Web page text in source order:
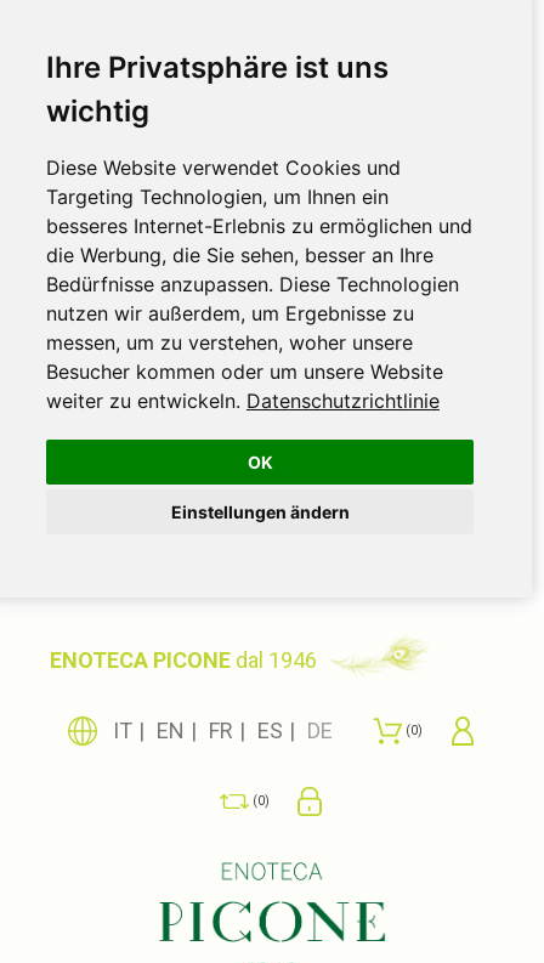
Ihre Privatsphäre ist uns
wichtig
Diese Website verwendet Cookies und
Targeting Technologien, um Ihnen ein
besseres Internet-Erlebnis zu ermöglichen und
die Werbung, die Sie sehen, besser an Ihre
Bedürfnisse anzupassen. Diese Technologien
nutzen wir außerdem, um Ergebnisse zu
messen, um zu verstehen, woher unsere
Besucher kommen oder um unsere Website
weiter zu entwickeln. Datenschutzrichtlinie
OK
Einstellungen ändern
ENOTECA PICONE dal 1946
IT EN FR ES DE 0
0